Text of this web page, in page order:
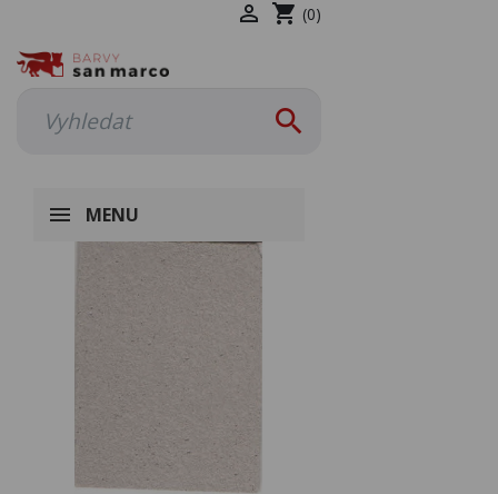
 shopping_cart (0)

MENU